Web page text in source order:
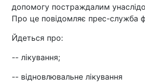
допомогу постраждалим
Про це повідомляє прес-служба
Йдеться про:
-- лікування;
-- відновлювальне лікування